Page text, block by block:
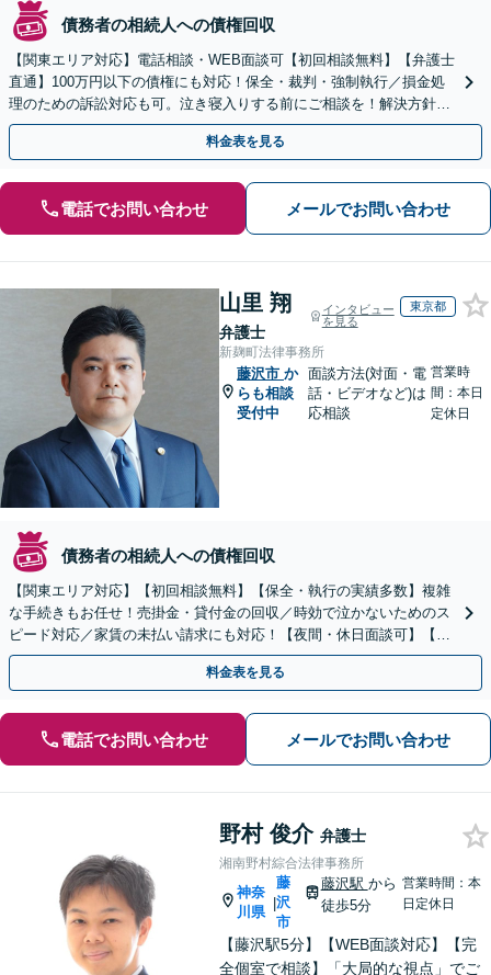
債務者の相続人への債権回収
【関東エリア対応】電話相談・WEB面談可【初回相談無料】【弁護士
直通】100万円以下の債権にも対応！保全・裁判・強制執行／損金処
理のための訴訟対応も可。泣き寝入りする前にご相談を！解決方針は
初回相談時にしっかりお伝え【請求された側にも対応】
料金表を見る
電話でお問い合わせ メールでお問い合わせ
山里 翔
弁護士
インタビュー
を見る
東京都
新麹町法律事務所
藤沢市 か
らも相談
受付中
面談方法(対面・電
話・ビデオなど)は
応相談
営業時
間：本日
定休日
債務者の相続人への債権回収
【関東エリア対応】【初回相談無料】【保全・執行の実績多数】複雑
な手続きもお任せ！売掛金・貸付金の回収／時効で泣かないためのス
ピード対応／家賃の未払い請求にも対応！【夜間・休日面談可】【完
全個室】
料金表を見る
電話でお問い合わせ メールでお問い合わせ
野村 俊介 弁護士
湘南野村綜合法律事務所
神奈
川県
|
藤
沢
市
藤沢駅 から
徒歩5分
営業時間：本
日定休日
【藤沢駅5分】【WEB面談対応】【完
全個室で相談】「大局的な視点」でご